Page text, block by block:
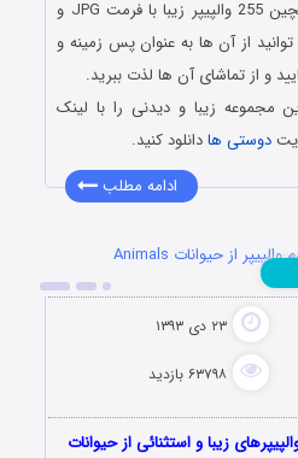
والپیپرهای حیوانات شامل گلچین 255 والپیپر زیبا با فرمت JPG و
از آن ها به عنوان پس زمینه و
و از تماشای آن ها لذت ببرید.
مجموعه زیبا و دیدنی را با لینک
دوستی هادانلود کنید.
ادامه مطلب
دانلود سری بیست و ششم والپیپر از حیوانات Animals
۲۳ دی ۱۳۹۳
۶۳۷۹۸ بازدید
زیبا و استثنائی از حیوانات